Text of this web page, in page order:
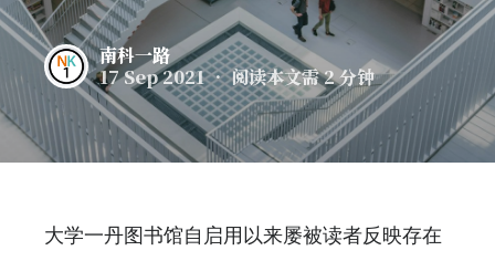
南科一路
17 Sep 2021• 阅读本文需 2 分钟
大学一丹图书馆自启用以来屡被读者反映存在